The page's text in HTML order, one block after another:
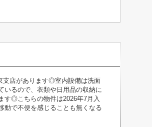
支店があります◎室内設備は洗面
いるので、衣類や日用品の収納に
す◎こちらの物件は2026年7月入
動で不便を感じることも無くなる